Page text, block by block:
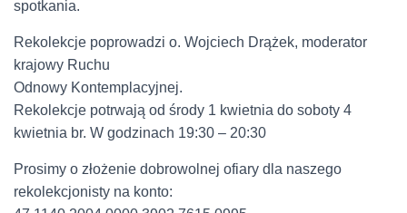
spotkania.
Rekolekcje poprowadzi o. Wojciech Drążek, moderator
krajowy Ruchu
Odnowy Kontemplacyjnej.
Rekolekcje potrwają od środy 1 kwietnia do soboty 4
kwietnia br. W godzinach 19:30 – 20:30
Prosimy o złożenie dobrowolnej ofiary dla naszego
rekolekcjonisty na konto: